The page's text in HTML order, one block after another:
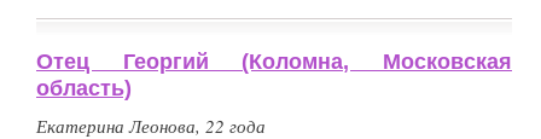
Отец Георгий (Коломна, Московская
область)
Екатерина Леонова, 22 года